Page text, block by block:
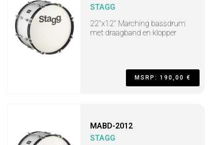
STAGG
22"x12" Marching bassdrum
met draagband en klopper
MSRP: 190,00 €
MABD-2012
STAGG